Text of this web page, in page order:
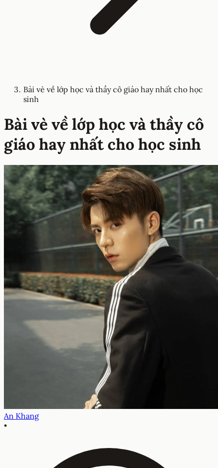
Bài vè về lớp học và thầy cô giáo hay nhất cho học
sinh
Bài vè về lớp học và thầy cô
giáo hay nhất cho học sinh
An Khang
•